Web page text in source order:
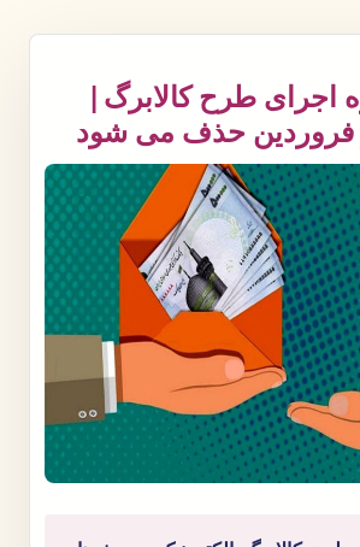
اجرای طرح کالابرگ |
فروردین حذف می شود